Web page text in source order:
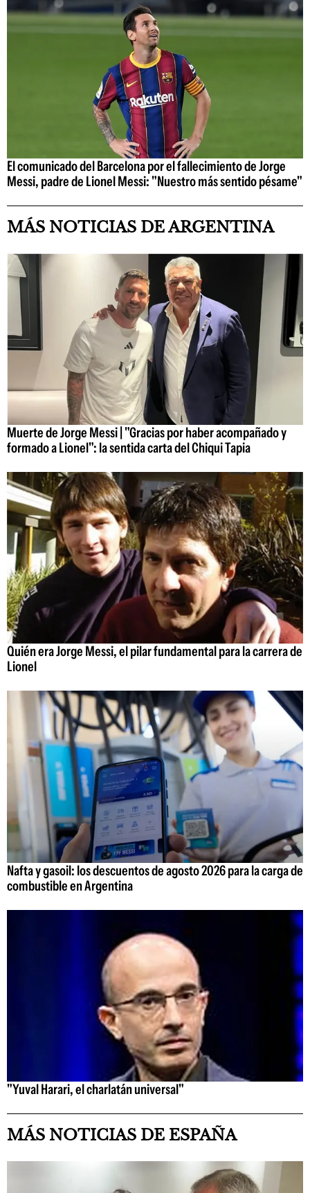
El comunicado del Barcelona por el fallecimiento de Jorge
Messi, padre de Lionel Messi: "Nuestro más sentido pésame"
MÁS NOTICIAS DE ARGENTINA
Muerte de Jorge Messi | "Gracias por haber acompañado y
formado a Lionel": la sentida carta del Chiqui Tapia
Quién era Jorge Messi, el pilar fundamental para la carrera de
Lionel
Nafta y gasoil: los descuentos de agosto 2026 para la carga de
combustible en Argentina
"Yuval Harari, el charlatán universal"
MÁS NOTICIAS DE ESPAÑA